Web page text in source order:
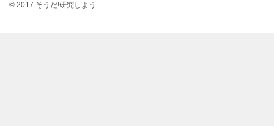
© 2017 そうだ!研究しよう